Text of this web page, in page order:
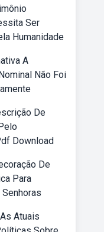
Ser
Humanidade
A
Não Foi
De
Download
De
Para
Atuais